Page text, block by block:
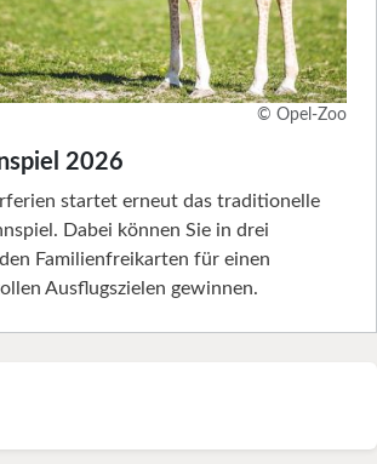
© Opel-Zoo
2026
startet erneut das traditionelle
Dabei können Sie in drei
Familienfreikarten für einen
Ausflugszielen gewinnen.